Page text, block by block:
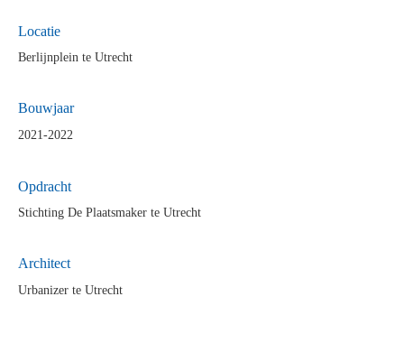
Locatie
Berlijnplein te Utrecht
Bouwjaar
2021-2022
Opdracht
Stichting De Plaatsmaker te Utrecht
Architect
Urbanizer te Utrecht